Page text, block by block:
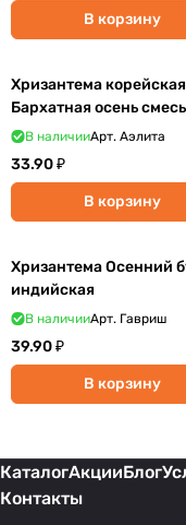
В корзину
Хризантема корейская
Бархатная осень смесь
В наличииАрт. Аэлита
33.90 ₽
В корзину
Хризантема Осенний
индийская
В наличииАрт. Гавриш
39.90 ₽
В корзину
КаталогАкцииБлог
Контакты